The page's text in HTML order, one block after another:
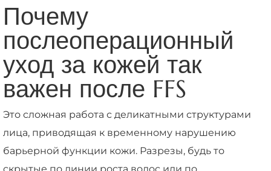
Почему
послеоперационный
уход за кожей так
важен после FFS
Это сложная работа с деликатными структурами
лица, приводящая к временному нарушению
барьерной функции кожи. Разрезы, будь то